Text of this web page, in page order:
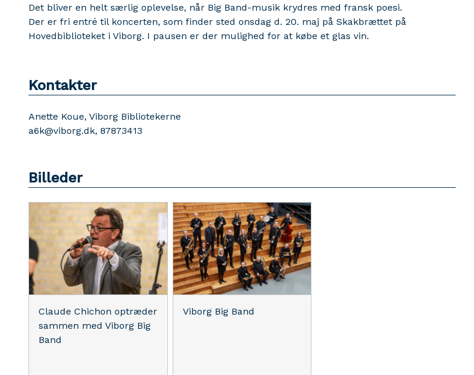
Det bliver en helt særlig oplevelse, når Big Band-musik krydres med fransk poesi.
Der er fri entré til koncerten, som finder sted onsdag d. 20. maj på Skakbrættet på
Hovedbiblioteket i Viborg. I pausen er der mulighed for at købe et glas vin.
Kontakter
Anette Koue, Viborg Bibliotekerne
a6k@viborg.dk, 87873413
Billeder
Claude Chichon optræder
sammen med Viborg Big
Band
Viborg Big Band